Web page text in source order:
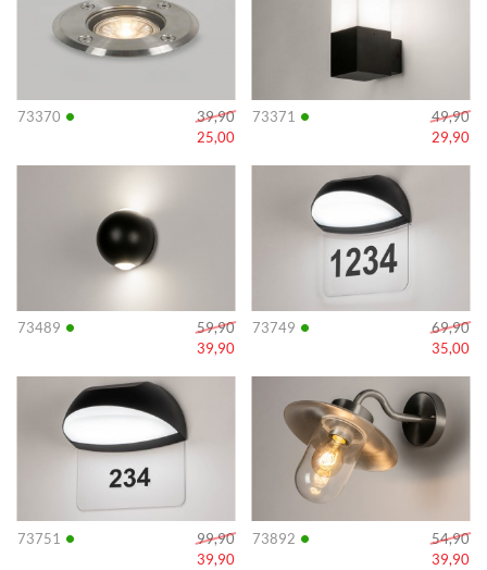
73370 •
39,90
25,00
73371 •
49,90
29,90
73489 •
59,90
39,90
Info
73749 •
69,90
35,00
Info
73751 •
99,90
39,90
Info
73892 •
54,90
39,90
Info